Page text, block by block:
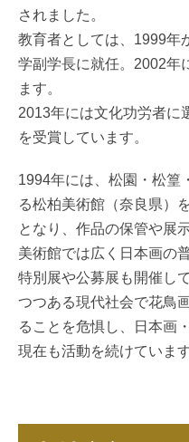
されました。
教育者としては、1999年
学副学長に就任。2002年
ます。
2013年には文化功労者に
を受賞しています。
1994年には、松園・松篁
る松柏美術館（奈良県）
となり、作品の保管や展
美術館では広く日本画の
特別展や公募展も開催し
つつある現代社会で花鳥
ることを危惧し、日本画
現在も活動を続けています